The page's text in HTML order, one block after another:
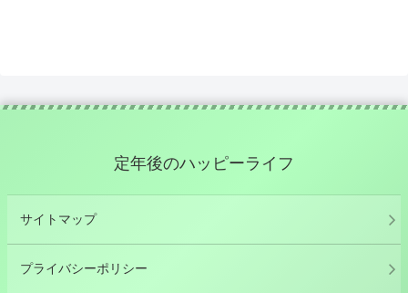
定年後のハッピーライフ
サイトマップ
プライバシーポリシー